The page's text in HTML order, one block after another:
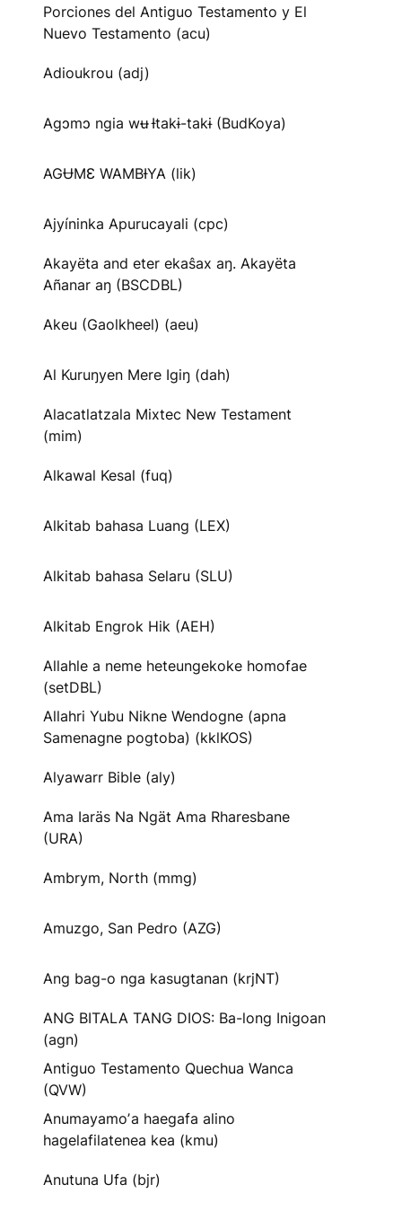
Porciones del Antiguo Testamento y El
Nuevo Testamento (acu)
Adioukrou (adj)
Agɔmɔ ngia wʉ Ɨtakɨ-takɨ (BudKoya)
AGɄMƐ WAMBƗYA (lik)
Ajyíninka Apurucayali (cpc)
Akayëta and eter ekaŝax aŋ. Akayëta
Añanar aŋ (BSCDBL)
Akeu (Gaolkheel) (aeu)
Al Kuruŋyen Mere Igiŋ (dah)
Alacatlatzala Mixtec New Testament
(mim)
Alkawal Kesal (fuq)
Alkitab bahasa Luang (LEX)
Alkitab bahasa Selaru (SLU)
Alkitab Engrok Hik (AEH)
Allahle a neme heteungekoke homofae
(setDBL)
Allahri Yubu Nikne Wendogne (apna
Samenagne pogtoba) (kklKOS)
Alyawarr Bible (aly)
Ama Iaräs Na Ngät Ama Rharesbane
(URA)
Ambrym, North (mmg)
Amuzgo, San Pedro (AZG)
Ang bag-o nga kasugtanan (krjNT)
ANG BITALA TANG DIOS: Ba-long Inigoan
(agn)
Antiguo Testamento Quechua Wanca
(QVW)
Anumayamoʼa haegafa alino
hagelafilatenea kea (kmu)
Anutuna Ufa (bjr)